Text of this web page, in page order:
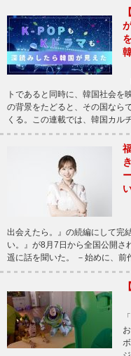
トであると同時に、韓国社会を
の背景をたどると、その国なら
くる。この連載では、韓国カル
出会えたら。』の続編にして完
い。』が8月7日から全国公開さ
遥に話を聞いた。 －始めに、